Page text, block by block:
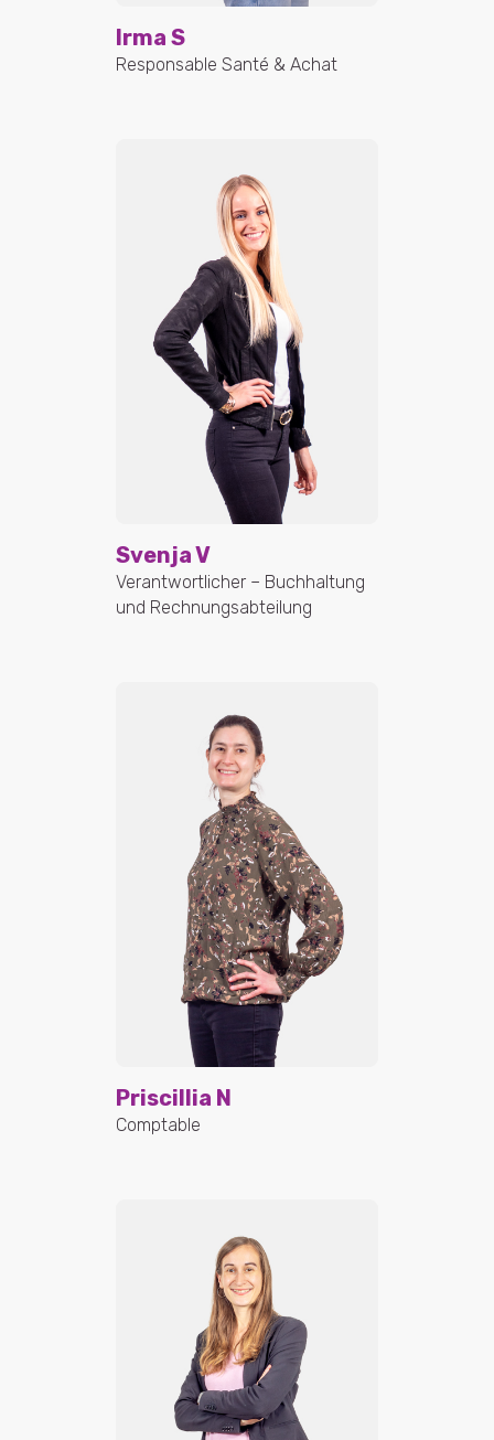
Irma S
Responsable Santé & Achat
Svenja V
Verantwortlicher – Buchhaltung
und Rechnungsabteilung
Priscillia N
Comptable